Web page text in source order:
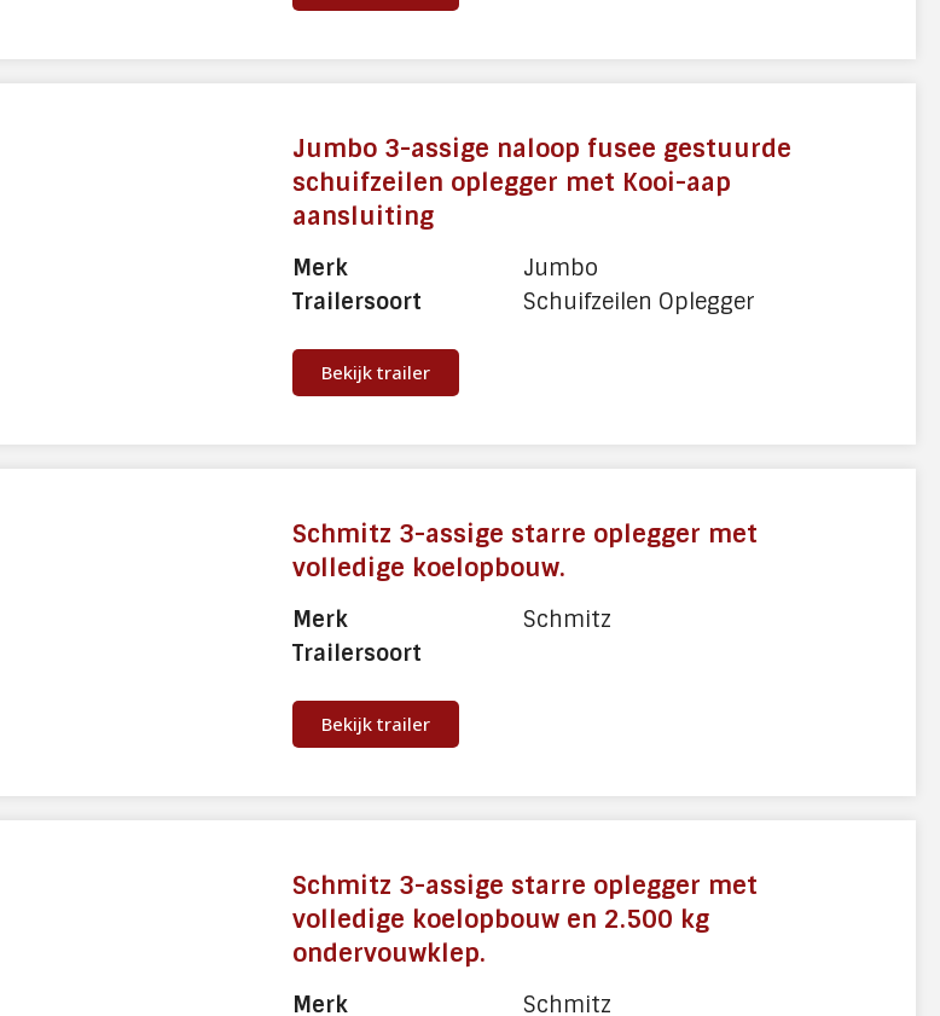
Jumbo 3-assige naloop fusee gestuurde
schuifzeilen oplegger met Kooi-aap
aansluiting
Merk
Jumbo
Trailersoort
Schuifzeilen Oplegger
Bekijk trailer
Schmitz 3-assige starre oplegger met
volledige koelopbouw.
Merk
Schmitz
Trailersoort
Bekijk trailer
Schmitz 3-assige starre oplegger met
volledige koelopbouw en 2.500 kg
ondervouwklep.
Merk
Schmitz